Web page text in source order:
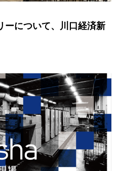
ーについて、川口経済新